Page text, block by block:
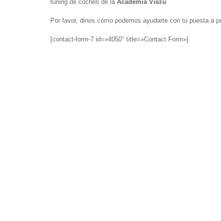
tuning de coches de la Academia Viezu
Por favor, dinos cómo podemos ayudarte con tu puesta a
[contact-form-7 id=»4050″ title=»Contact Form»]